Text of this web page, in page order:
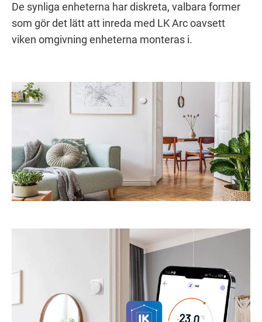
De synliga enheterna har diskreta, valbara former
som gör det lätt att inreda med LK Arc oavsett
viken omgivning enheterna monteras i.